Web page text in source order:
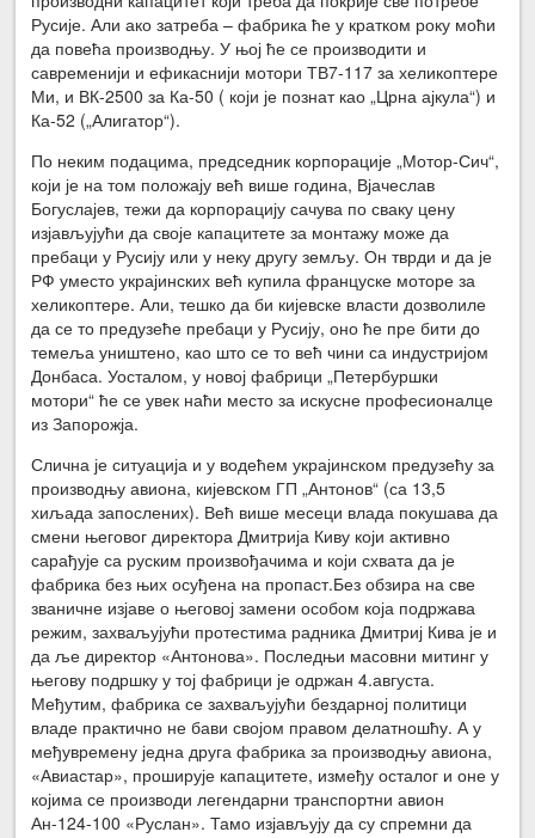
Русије. Али ако затреба – фабрика ће у кратком року моћи
да повећа производњу. У њој ће се производити и
савременији и ефикаснији мотори ТВ7-117 за хеликоптере
Ми, и ВК-2500 за Ка-50 ( који је познат као „Црна ајкула“) и
Ка-52 („Алигатор“).
По неким подацима, председник корпорације „Мотор-Сич“,
који је на том положају већ више година, Вјачеслав
Богуслајев, тежи да корпорацију сачува по сваку цену
изјављујући да своје капацитете за монтажу може да
пребаци у Русију или у неку другу земљу. Он тврди и да је
РФ уместо украјинских већ купила француске моторе за
хеликоптере. Али, тешко да би кијевске власти дозволиле
да се то предузеће пребаци у Русију, оно ће пре бити до
темеља уништено, као што се то већ чини са индустријом
Донбаса. Уосталом, у новој фабрици „Петербуршки
мотори“ ће се увек наћи место за искусне професионалце
из Запорожја.
Слична је ситуација и у водећем украјинском предузећу за
производњу авиона, кијевском ГП „Антонов“ (са 13,5
хиљада запослених). Већ више месеци влада покушава да
смени његовог директора Дмитрија Киву који активно
сарађује са руским произвођачима и који схвата да је
фабрика без њих осуђена на пропаст.Без обзира на све
званичне изјаве о његовој замени особом која подржава
режим, захваљујући протестима радника Дмитриј Кива је и
да ље директор «Антонова». Последњи масовни митинг у
његову подршку у тој фабрици је одржан 4.августа.
Међутим, фабрика се захваљујући бездарној политици
владе практично не бави својом правом делатношћу. А у
међувремену једна друга фабрика за производњу авиона,
«Авиастар», проширује капацитете, између осталог и оне у
којима се производи легендарни транспортни авион
Ан-124-100 «Руслан». Тамо изјављују да су спремни да